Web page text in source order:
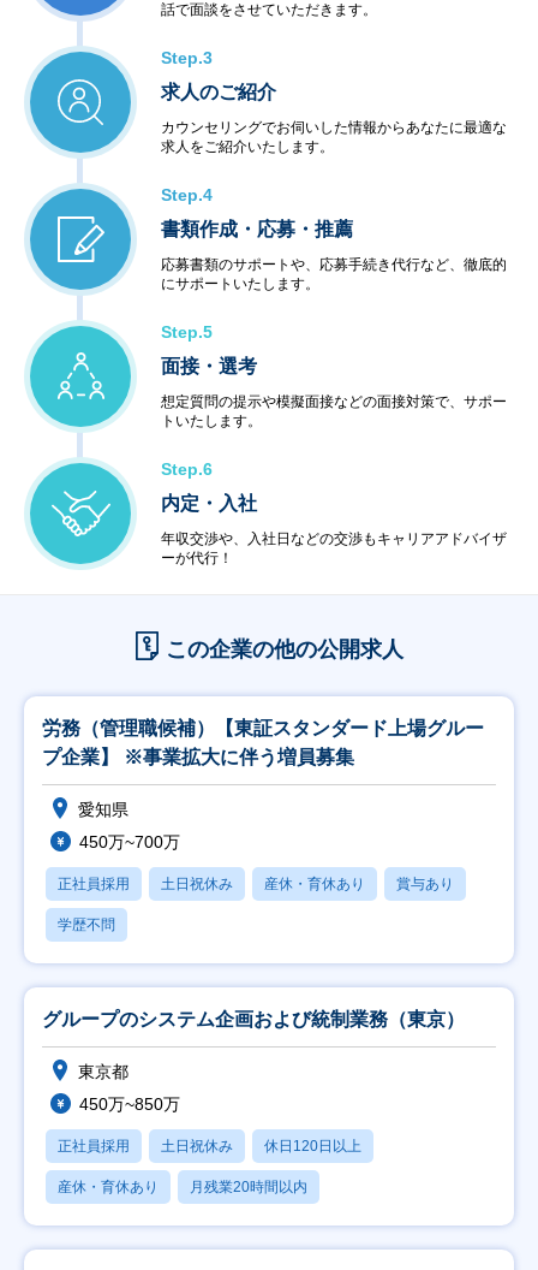
話で面談をさせていただきます。
Step.3
求人のご紹介
カウンセリングでお伺いした情報からあなたに最適な
求人をご紹介いたします。
Step.4
書類作成・応募・推薦
応募書類のサポートや、応募手続き代行など、徹底的
にサポートいたします。
Step.5
面接・選考
想定質問の提示や模擬面接などの面接対策で、サポー
トいたします。
Step.6
内定・入社
年収交渉や、入社日などの交渉もキャリアアドバイザ
ーが代行！
この企業の他の公開求人
労務（管理職候補）【東証スタンダード上場グルー
プ企業】 ※事業拡大に伴う増員募集
愛知県
450万~700万
正社員採用 土日祝休み 産休・育休あり 賞与あり
学歴不問
グループのシステム企画および統制業務（東京）
東京都
450万~850万
正社員採用 土日祝休み 休日120日以上
産休・育休あり 月残業20時間以内